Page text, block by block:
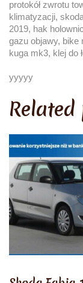
protokół zwrotu
klimatyzacji,
2019, hak
gazu objawy, bike
kuga mk3, klej do
yyyyy